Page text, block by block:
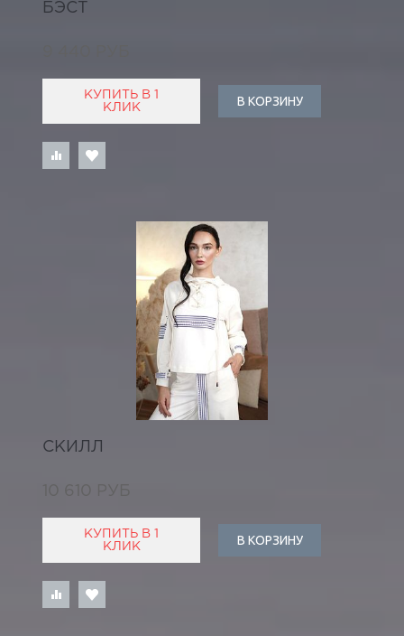
БЭСТ
КУПИТЬ В 1
КЛИК
В КОРЗИНУ
СКИЛЛ
10 610 РУБ
КУПИТЬ В 1
КЛИК
В КОРЗИНУ